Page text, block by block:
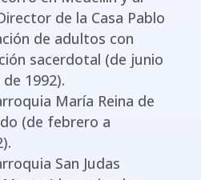
de la Casa Pablo
de adultos con
sacerdotal (de junio
1992).
María Reina de
(de febrero a
San Judas